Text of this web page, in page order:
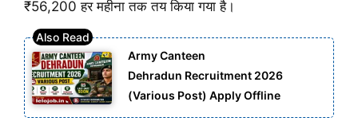
₹56,200 हर महीना तक तय किया गया है।
Army Canteen
Dehradun Recruitment 2026
(Various Post) Apply Offline